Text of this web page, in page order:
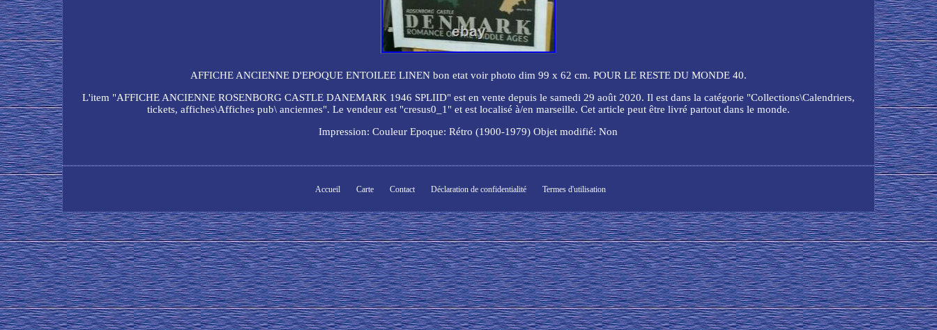
AFFICHE ANCIENNE D'EPOQUE ENTOILEE LINEN bon etat voir photo dim 99 x 62 cm. POUR LE RESTE DU MONDE 40.
L'item "AFFICHE ANCIENNE ROSENBORG CASTLE DANEMARK 1946 SPLIID" est en vente depuis le samedi 29 août 2020. Il est dans la catégorie "Collections\Calendriers,
tickets, affiches\Affiches pub\ anciennes". Le vendeur est "cresus0_1" et est localisé à/en marseille. Cet article peut être livré partout dans le monde.
Impression: Couleur Epoque: Rétro (1900-1979) Objet modifié: Non
Accueil Carte Contact Déclaration de confidentialité Termes d'utilisation